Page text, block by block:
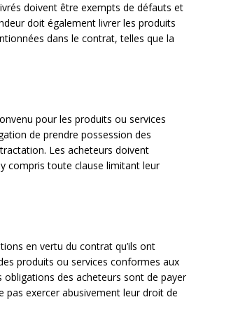
doivent être exempts de défauts et
doit également livrer les produits
dans le contrat, telles que la
pour les produits ou services
de prendre possession des
Les acheteurs doivent
compris toute clause limitant leur
en vertu du contrat qu’ils ont
produits ou services conformes aux
des acheteurs sont de payer
exercer abusivement leur droit de